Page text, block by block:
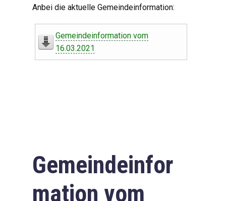
Leben in Oberdorf
Downloads
Impressum
Anbei die aktuelle Gemeindeinformation:
Gemeindeinformation vom
16.03.2021
Gemeindeinfor
mation vom